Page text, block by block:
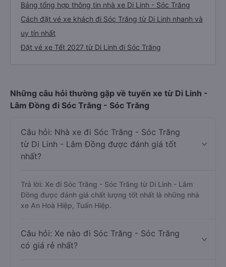
Bảng tổng hợp thông tin nhà xe Di Linh - Sóc Trăng
Cách đặt vé xe khách đi Sóc Trăng từ Di Linh nhanh và
uy tín nhất
Đặt vé xe Tết 2027 từ Di Linh đi Sóc Trăng
Những câu hỏi thường gặp về tuyến xe từ Di Linh -
Lâm Đồng đi Sóc Trăng - Sóc Trăng
Câu hỏi: Nhà xe đi Sóc Trăng - Sóc Trăng
từ Di Linh - Lâm Đồng được đánh giá tốt
nhất?
Trả lời: Xe đi Sóc Trăng - Sóc Trăng từ Di Linh - Lâm
Đồng được đánh giá chất lượng tốt nhất là những nhà
xe An Hoà Hiệp, Tuấn Hiệp.
Câu hỏi: Xe nào đi Sóc Trăng - Sóc Trăng
có giá rẻ nhất?